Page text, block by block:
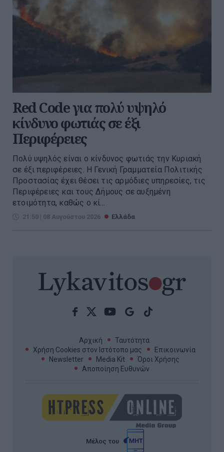
Red Code για πολύ υψηλό
κίνδυνο φωτιάς σε έξι
Περιφέρειες
Πολύ υψηλός είναι ο κίνδυνος φωτιάς την Κυριακή
σε έξι περιφέρειες. H Γενική Γραμματεία Πολιτικής
Προστασίας έχει θέσει τις αρμόδιες υπηρεσίες, τις
Περιφέρειες και τους Δήμους σε αυξημένη
ετοιμότητα, καθώς ο κί...
21:50 | 08 Αυγούστου 2026 Ελλάδα
Αρχική
Ταυτότητα
Χρήση Cookies στον Ιστότοπο μας
Επικοινωνία
Newsletter
Media Kit
Όροι Χρήσης
Αποποίηση Ευθυνών
Μέλος του